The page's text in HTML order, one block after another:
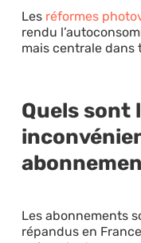
Les réformes
rendu
mais centrale dans
Quels sont
Les abonnements
répandus en